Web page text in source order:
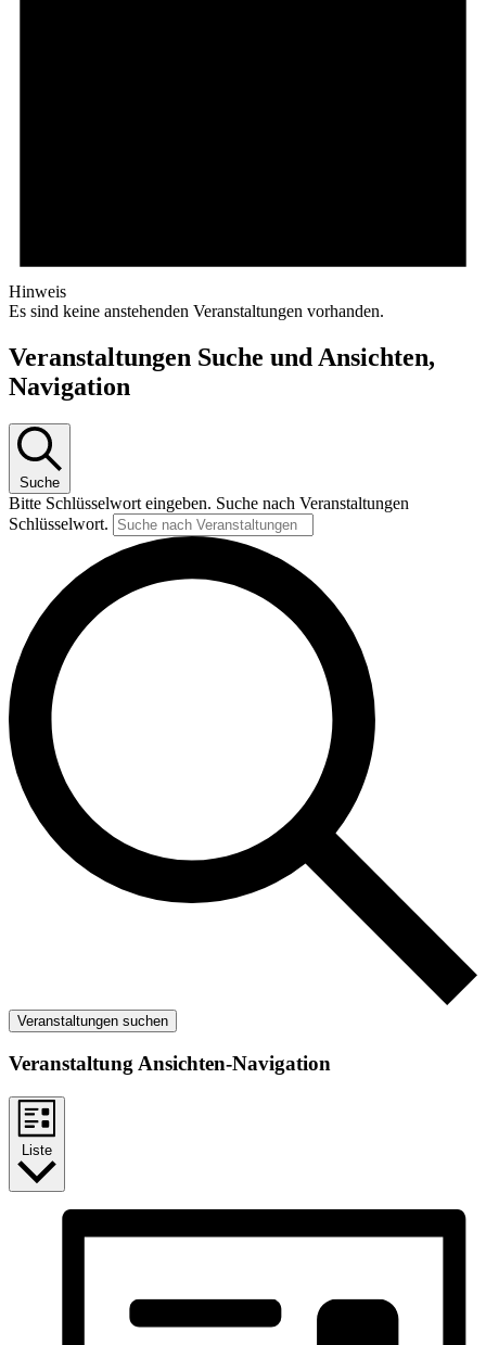
Hinweis
Es sind keine anstehenden Veranstaltungen vorhanden.
Veranstaltungen Suche und Ansichten,
Navigation
Suche
Bitte Schlüsselwort eingeben. Suche nach Veranstaltungen
Schlüsselwort.
Veranstaltungen suchen
Veranstaltung Ansichten-Navigation
Liste